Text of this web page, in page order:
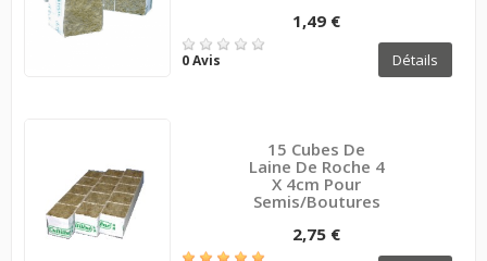
1,49 €
0 Avis Détails
15 Cubes De
Laine De Roche 4
X 4cm Pour
Semis/boutures
2,75 €